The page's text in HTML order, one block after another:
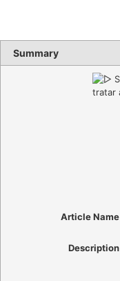
Summary
Article Name
Description